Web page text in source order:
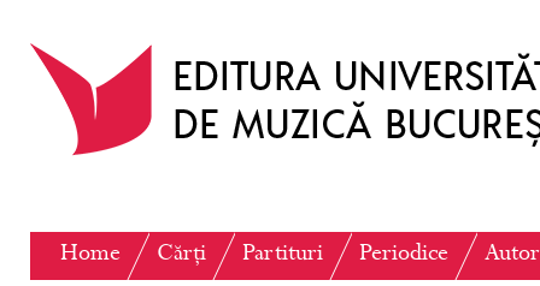
Home Cărți Partituri Periodice